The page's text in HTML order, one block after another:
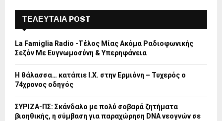
ΤΕΛΕΥΤΑΙΑ POST
La Famiglia Radio -Τέλος Μίας Ακόμα Ραδιοφωνικής
Σεζόν Με Ευγνωμοσύνη & Υπερηφάνεια
Η θάλασσα… κατάπιε Ι.Χ. στην Ερμιόνη – Τυχερός ο
74χρονος οδηγός
ΣΥΡΙΖΑ-ΠΣ: Σκάνδαλο με πολύ σοβαρά ζητήματα
βιοηθικής, η σύμβαση για παραχώρηση DNA νεογνών σε